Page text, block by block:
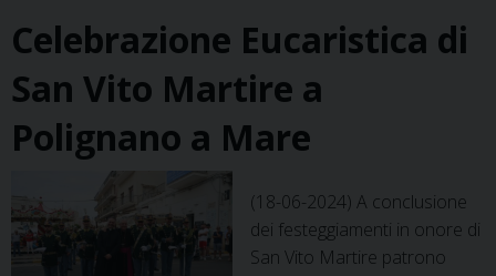
Celebrazione Eucaristica di
San Vito Martire a
Polignano a Mare
(18-06-2024) A conclusione
dei festeggiamenti in onore di
San Vito Martire patrono